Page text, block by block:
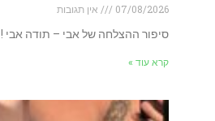
07/08/2026
אין תגובות
סיפור ההצלחה של אבי – תודה אבי !
קרא עוד »